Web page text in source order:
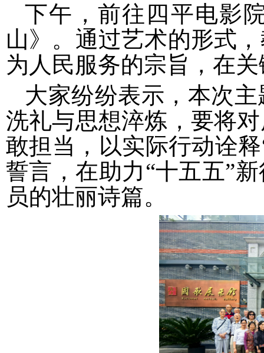
下午，前往四平电影
山》。通过艺术的形式
为人民服务的宗旨，在
大家纷纷表示，本次
洗礼与思想淬炼，要将
敢担当，以实际行动诠
誓言，在助力“十五五”
员的壮丽诗篇。